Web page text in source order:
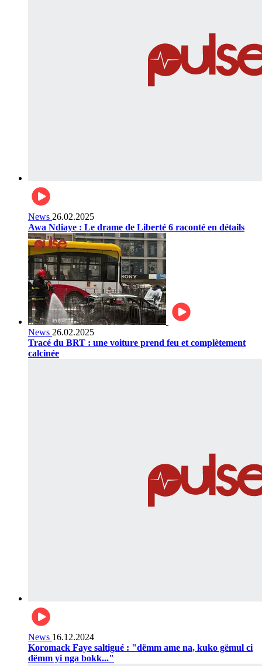
News 26.02.2025
Awa Ndiaye : Le drame de Liberté 6 raconté en détails
News 26.02.2025
Tracé du BRT : une voiture prend feu et complètement
calcinée
News 16.12.2024
Koromack Faye saltigué : "dëmm ame na, kuko gëmul ci
dëmm yi nga bokk..."